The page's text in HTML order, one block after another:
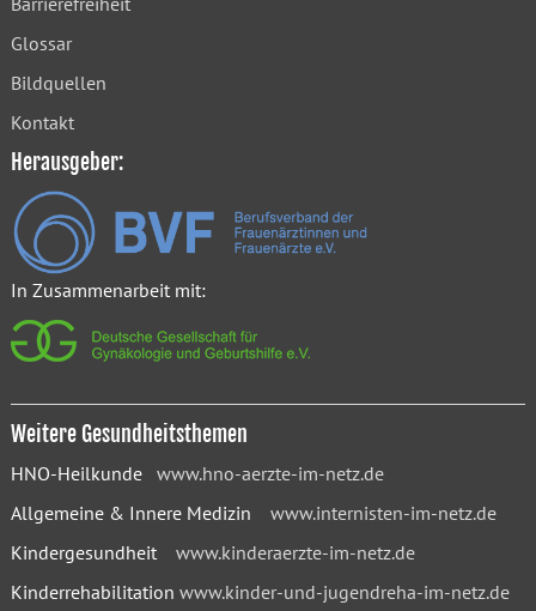
Glossar
Bildquellen
Kontakt
Herausgeber:
In Zusammenarbeit mit:
Weitere Gesundheitsthemen
HNO-Heilkunde www.hno-aerzte-im-netz.de
Allgemeine & Innere Medizin www.internisten-im-netz.de
Kindergesundheit www.kinderaerzte-im-netz.de
Kinderrehabilitation www.kinder-und-jugendreha-im-netz.de